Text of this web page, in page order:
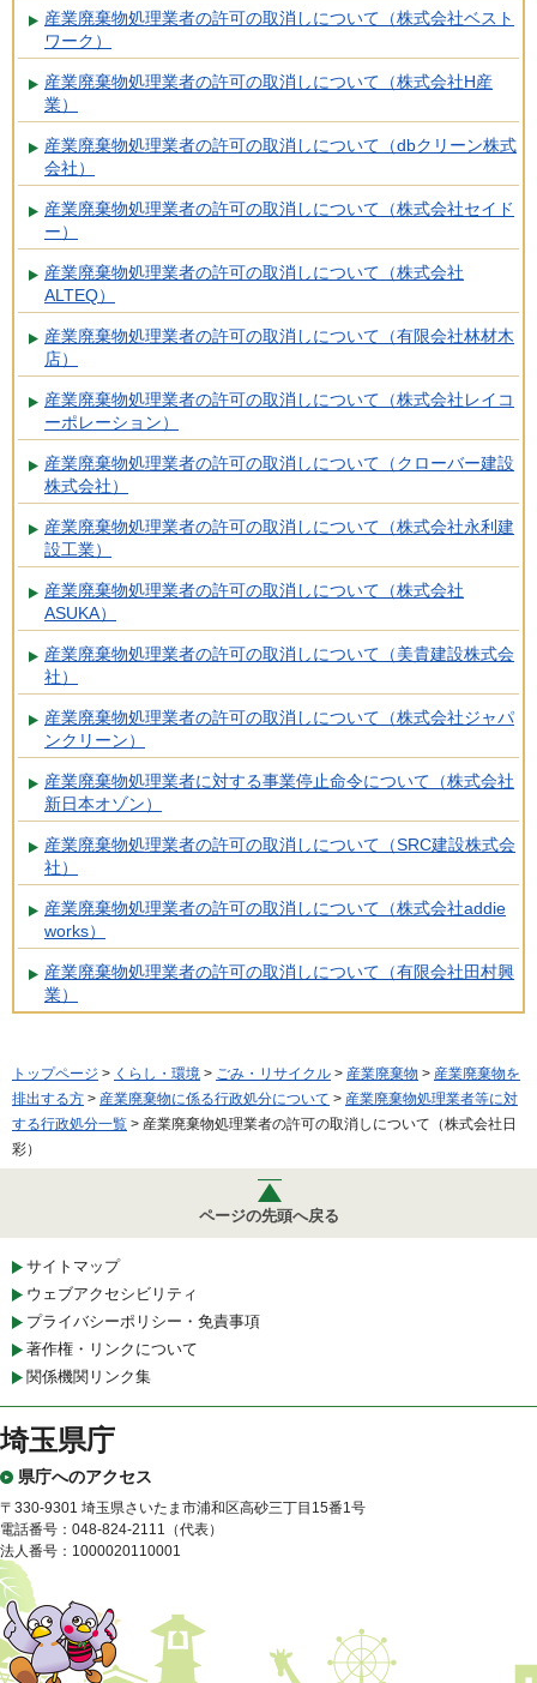
産業廃棄物処理業者の許可の取消しについて（株式会社ベスト
ワーク）
産業廃棄物処理業者の許可の取消しについて（株式会社H産
業）
産業廃棄物処理業者の許可の取消しについて（dbクリーン株式
会社）
産業廃棄物処理業者の許可の取消しについて（株式会社セイド
ー）
産業廃棄物処理業者の許可の取消しについて（株式会社
ALTEQ）
産業廃棄物処理業者の許可の取消しについて（有限会社林材木
店）
産業廃棄物処理業者の許可の取消しについて（株式会社レイコ
ーポレーション）
産業廃棄物処理業者の許可の取消しについて（クローバー建設
株式会社）
産業廃棄物処理業者の許可の取消しについて（株式会社永利建
設工業）
産業廃棄物処理業者の許可の取消しについて（株式会社
ASUKA）
産業廃棄物処理業者の許可の取消しについて（美貴建設株式会
社）
産業廃棄物処理業者の許可の取消しについて（株式会社ジャパ
ンクリーン）
産業廃棄物処理業者に対する事業停止命令について（株式会社
新日本オゾン）
産業廃棄物処理業者の許可の取消しについて（SRC建設株式会
社）
産業廃棄物処理業者の許可の取消しについて（株式会社addie
works）
産業廃棄物処理業者の許可の取消しについて（有限会社田村興
業）
トップページ > くらし・環境 > ごみ・リサイクル > 産業廃棄物 > 産業廃棄物を
排出する方 > 産業廃棄物に係る行政処分について > 産業廃棄物処理業者等に対
する行政処分一覧 > 産業廃棄物処理業者の許可の取消しについて（株式会社日
彩）
ページの先頭へ戻る
サイトマップ
ウェブアクセシビリティ
プライバシーポリシー・免責事項
著作権・リンクについて
関係機関リンク集
埼玉県庁
県庁へのアクセス
〒330-9301 埼玉県さいたま市浦和区高砂三丁目15番1号
電話番号：048-824-2111（代表）
法人番号：1000020110001